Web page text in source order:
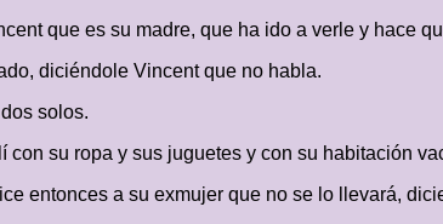
que es su madre, que ha ido a verle y hace
diciéndole Vincent que no habla.
solos.
su ropa y sus juguetes y con su habitación
entonces a su exmujer que no se lo llevará,